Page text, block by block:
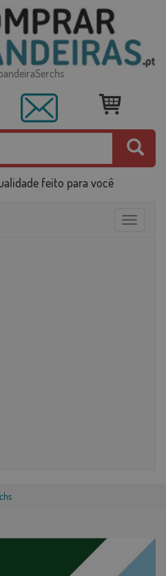
feito para você
Toggle